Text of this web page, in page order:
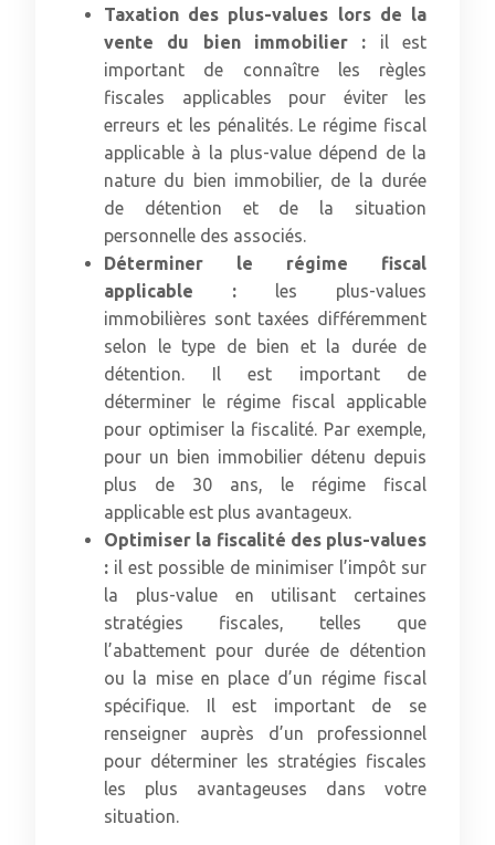
Taxation des plus-values lors de la
vente du bien immobilier : il est
important de connaître les règles
fiscales applicables pour éviter les
erreurs et les pénalités. Le régime fiscal
applicable à la plus-value dépend de la
nature du bien immobilier, de la durée
de détention et de la situation
personnelle des associés.
Déterminer le régime fiscal
applicable : les plus-values
immobilières sont taxées différemment
selon le type de bien et la durée de
détention. Il est important de
déterminer le régime fiscal applicable
pour optimiser la fiscalité. Par exemple,
pour un bien immobilier détenu depuis
plus de 30 ans, le régime fiscal
applicable est plus avantageux.
Optimiser la fiscalité des plus-values
: il est possible de minimiser l’impôt sur
la plus-value en utilisant certaines
stratégies fiscales, telles que
l’abattement pour durée de détention
ou la mise en place d’un régime fiscal
spécifique. Il est important de se
renseigner auprès d’un professionnel
pour déterminer les stratégies fiscales
les plus avantageuses dans votre
situation.